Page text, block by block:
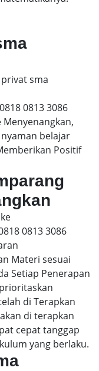
sma
0813 3086
belajar
Positif
0813 3086
Materi sesuai
Setiap Penerapan
di Terapkan
di terapkan
cepat tanggap
yang berlaku.